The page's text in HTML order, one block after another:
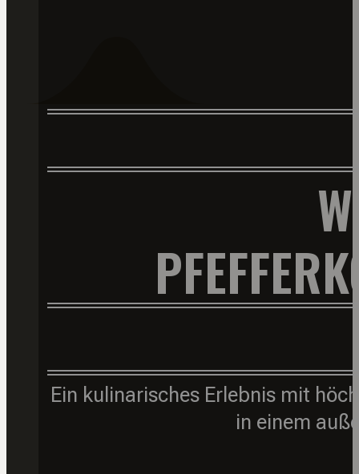
Ein kulinarisches Erlebnis mit
in einem